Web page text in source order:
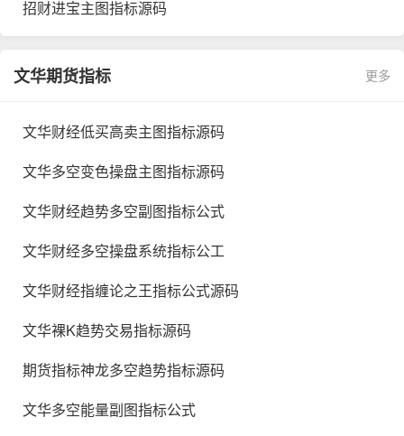
招财进宝主图指标源码
文华期货指标 更多
文华财经低买高卖主图指标源码
文华多空变色操盘主图指标源码
文华财经趋势多空副图指标公式
文华财经多空操盘系统指标公工
文华财经指缠论之王指标公式源码
文华裸K趋势交易指标源码
期货指标神龙多空趋势指标源码
文华多空能量副图指标公式